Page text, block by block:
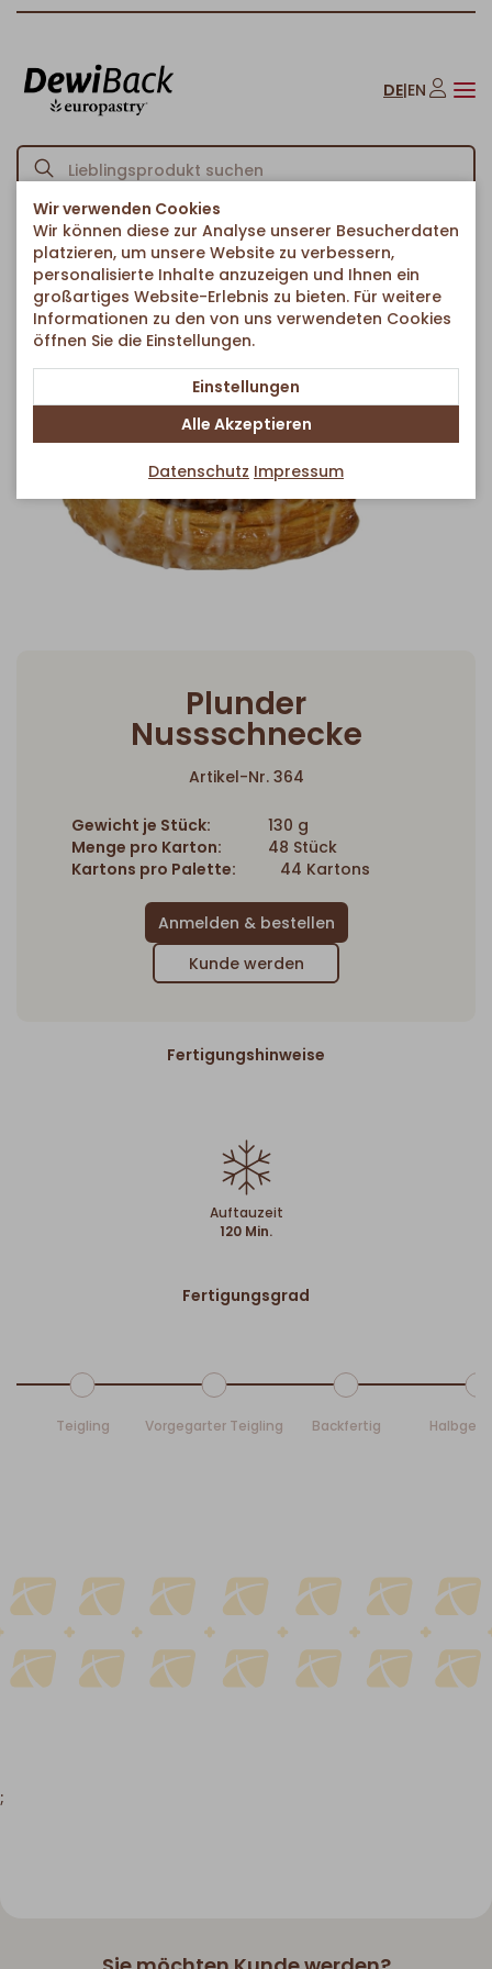
DE|EN
Startseite Kuchen & Süßes Süße Stückchen Plunder Nussschnecke
Zurück zur Artikelübersicht
Plunder
Nussschnecke
Artikel-Nr. 364
Gewicht je Stück:
130 g
Menge pro Karton:
48 Stück
Kartons pro Palette:
44 Kartons
Kunde werden
Fertigungshinweise
Auftauzeit
120 Min.
Fertigungsgrad
Teigling Vorgegarter Teigling Backfertig
;
Wir verwenden Cookies
Wir können diese zur Analyse unserer Besucherdaten
platzieren, um unsere Website zu verbessern,
personalisierte Inhalte anzuzeigen und Ihnen ein
großartiges Website-Erlebnis zu bieten. Für weitere
Informationen zu den von uns verwendeten Cookies
öffnen Sie die Einstellungen.
Einstellungen
Alle Akzeptieren
Datenschutz Impressum